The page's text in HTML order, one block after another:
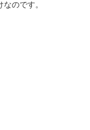
のです。